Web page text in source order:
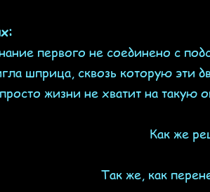
первого не соединено с
шприца, сквозь которую эти
жизни не хватит на такую
Как же
Так же, как